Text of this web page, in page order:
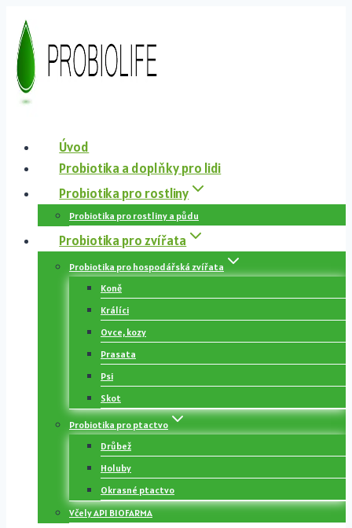
Přeskočit
na
obsah
Úvod
Probiotika a doplňky pro lidi
Probiotika pro rostliny
Probiotika pro rostliny a půdu
Probiotika pro zvířata
Probiotika pro hospodářská zvířata
Koně
Králíci
Ovce, kozy
Prasata
Psi
Skot
Probiotika pro ptactvo
Drůbež
Holuby
Okrasné ptactvo
Včely API BIOFARMA